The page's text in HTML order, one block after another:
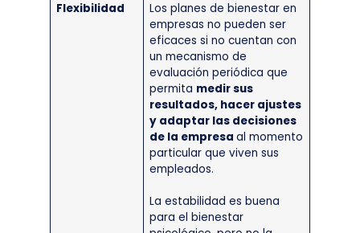
Flexibilidad
Los planes de bienestar en
empresas no pueden ser
eficaces si no cuentan con
un mecanismo de
evaluación periódica que
permita medir sus
resultados, hacer ajustes
y adaptar las decisiones
de la empresa al momento
particular que viven sus
empleados.
La estabilidad es buena
para el bienestar